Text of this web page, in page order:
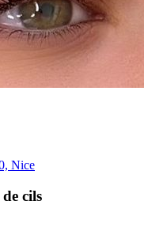
Nice
de cils